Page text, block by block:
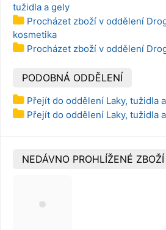
tužidla a gely
Procházet zboží v oddělení
kosmetika
Procházet zboží v oddělení
PODOBNÁ ODDĚLENÍ
Přejít do oddělení Laky, tužidla
Přejít do oddělení Laky, tužidla
NEDÁVNO PROHLÍŽENÉ ZBOŽÍ